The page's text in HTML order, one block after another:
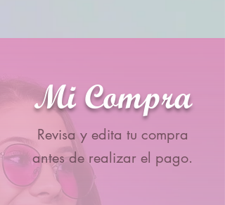
aceptará cambios ni devolciones
Mi Compra
Revisa y edita tu compra
antes de realizar el pago.